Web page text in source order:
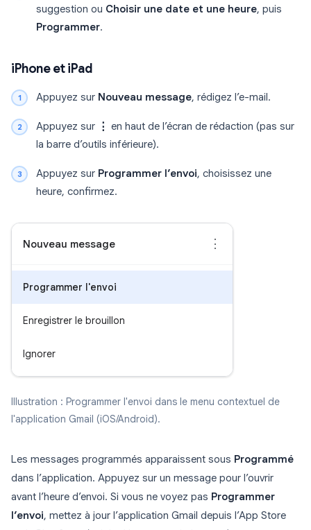
suggestion ou Choisir une date et une heure, puis
Programmer.
iPhone et iPad
Appuyez sur Nouveau message, rédigez l’e-mail.
Appuyez sur ⋮ en haut de l’écran de rédaction (pas sur
la barre d’outils inférieure).
Appuyez sur Programmer l’envoi, choisissez une
heure, confirmez.
Nouveau message ⋮
Programmer l'envoi
Enregistrer le brouillon
Ignorer
Illustration : Programmer l'envoi dans le menu contextuel de
l'application Gmail (iOS/Android).
Les messages programmés apparaissent sous Programmé
dans l’application. Appuyez sur un message pour l’ouvrir
avant l’heure d’envoi. Si vous ne voyez pas Programmer
l’envoi, mettez à jour l’application Gmail depuis l’App Store